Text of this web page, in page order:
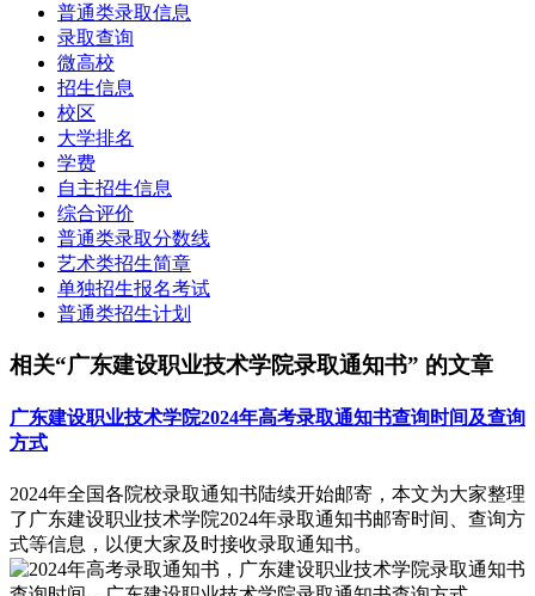
普通类录取信息
录取查询
微高校
招生信息
校区
大学排名
学费
自主招生信息
综合评价
普通类录取分数线
艺术类招生简章
单独招生报名考试
普通类招生计划
相关“广东建设职业技术学院录取通知书” 的文章
广东建设职业技术学院2024年高考录取通知书查询时间及查询
方式
2024年全国各院校录取通知书陆续开始邮寄，本文为大家整理
了广东建设职业技术学院2024年录取通知书邮寄时间、查询方
式等信息，以便大家及时接收录取通知书。